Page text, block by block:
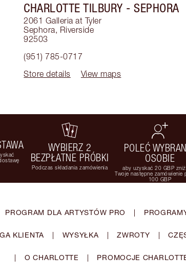
CHARLOTTE TILBURY - SEPHORA
2061 Galleria at Tyler
Sephora, Riverside
92503
(951) 785-0717
Store details
View maps
WYBIERZ 2
BEZPŁATNE PRÓBKI
Podczas składania zamówienia
POLEĆ
OSOBIE
aby uzyskać 20 GBP
Twoje następne zamówienie
100 GBP
PROGRAM DLA ARTYSTÓW PRO |
KLIENTA | WYSYŁKA | ZWROTY |
| O CHARLOTTE | PROMOCJE